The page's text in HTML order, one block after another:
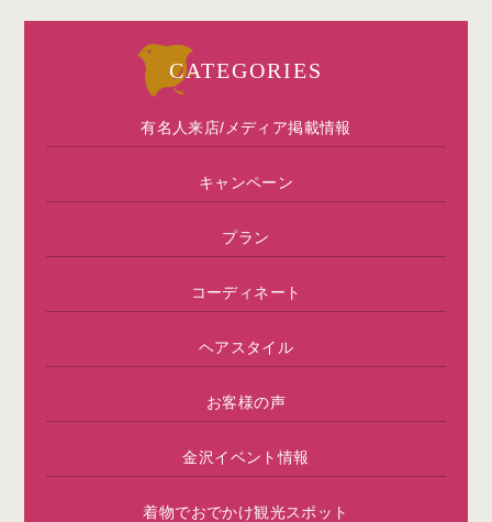
CATEGORIES
有名人来店/メディア掲載情報
キャンペーン
プラン
コーディネート
ヘアスタイル
お客様の声
金沢イベント情報
着物でおでかけ観光スポット